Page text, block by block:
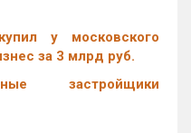
у московского
за 3 млрд руб.
застройщики